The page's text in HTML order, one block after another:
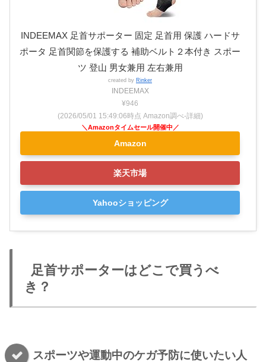
INDEEMAX 足首サポーター 固定 足首用 保護 ハードサ
ポータ 足首関節を保護する 補助ベルト２本付き スポー
ツ 登山 男女兼用 左右兼用
created by Rinker
INDEEMAX
¥946
(2026/05/01 15:49:06時点 Amazon調べ-詳細)
Amazon
楽天市場
Yahooショッピング
足首サポーターはどこで買うべ
き？
スポーツや運動中のケガ予防に使いたい人